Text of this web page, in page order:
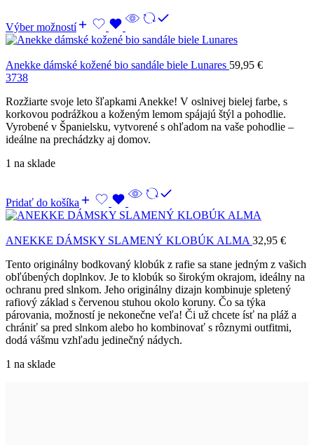
Výber možností
Anekke dámské kožené bio sandále biele Lunares 59,95 €
3738
Rozžiarte svoje leto šľapkami Anekke! V oslnivej bielej farbe, s
korkovou podrážkou a koženým lemom spájajú štýl a pohodlie.
Vyrobené v Španielsku, vytvorené s ohľadom na vaše pohodlie –
ideálne na prechádzky aj domov.
1 na sklade
Pridať do košíka
ANEKKE DÁMSKY SLAMENÝ KLOBÚK ALMA 32,95 €
Tento originálny bodkovaný klobúk z rafie sa stane jedným z vašich
obľúbených doplnkov. Je to klobúk so širokým okrajom, ideálny na
ochranu pred slnkom. Jeho originálny dizajn kombinuje spletený
rafiový základ s červenou stuhou okolo koruny. Čo sa týka
párovania, možností je nekonečne veľa! Či už chcete ísť na pláž a
chrániť sa pred slnkom alebo ho kombinovať s rôznymi outfitmi,
dodá vášmu vzhľadu jedinečný nádych.
1 na sklade